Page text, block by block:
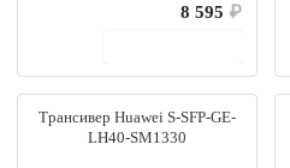
8 595 ₽
Трансивер Huawei S-SFP-GE-
LH40-SM1330